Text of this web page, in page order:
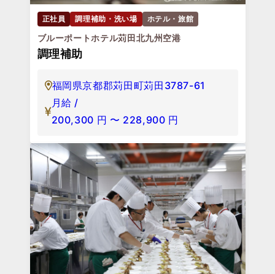
正社員 調理補助・洗い場 ホテル・旅館
ブルーポートホテル苅田北九州空港
調理補助
福岡県京都郡苅田町苅田3787-61
月給 /
200,300 円 〜 228,900 円